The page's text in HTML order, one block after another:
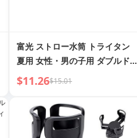
富光 ストロー水筒 トライタン
夏用 女性・男の子用 ダブルドリ
ンクカップ 学校専用 プラスチッ
$11.26$15.01